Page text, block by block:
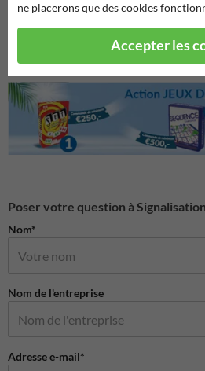
Poser votre question à
Nom*
Nom de l'entreprise
Adresse e-mail*
ne placerons que des cookies
Accepter les